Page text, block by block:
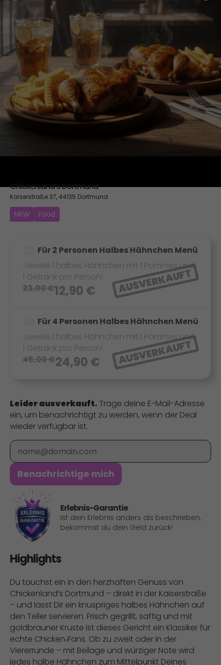
Chickenland’s Dortmund
Kaiserstraße 37, 44135 Dortmund
NRW Food
Für 2 Personen Halbes Hähnchen Menü
Jeweils 1 halbes Hähnchen mit 1 Pommes und
1 Getränk pro Person!
23,00€12,90 € AUSVERKAUFT
Für 4 Personen Halbes Hähnchen Menü
Jeweils 1 halbes Hähnchen mit 1 Pommes und
1 Getränk pro Person!
46,00€24,90 € AUSVERKAUFT
Leider ausverkauft. Trage deine E-Mail-Adresse
ein, um benachrichtigt zu werden, wenn der Deal
wieder verfügbar ist.
E-Mail
Benachrichtige mich
Erlebnis-Garantie
Ist dein Erlebnis anders als beschrieben,
bekommst du dein Geld zurück!
Highlights
Du tauchst ein in den herzhaften Genuss von
Chickenland’s Dortmund – direkt in der Kaiserstraße
– und lässt Dir ein knuspriges halbes Hähnchen auf
den Teller servieren. Frisch gegrillt, saftig und mit
goldbrauner Kruste ist dieses Gericht ein Klassiker für
echte Chicken‑Fans. Ob zu zweit oder in der
Viererrunde – mit Beilage und würziger Note wird
jedes halbe Hähnchen zum Mittelpunkt Deines